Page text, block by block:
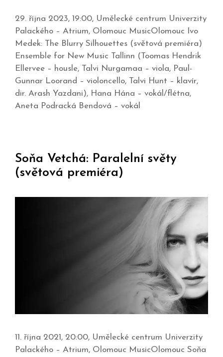
29. října 2023, 19:00, Umělecké centrum Univerzity
Palackého – Atrium, Olomouc MusicOlomouc Ivo
Medek: The Blurry Silhouettes (světová premiéra)
Ensemble for New Music Tallinn (Toomas Hendrik
Ellervee – housle, Talvi Nurgamaa – viola, Paul-
Gunnar Loorand – violoncello, Talvi Hunt – klavír,
dir. Arash Yazdani), Hana Hána – vokál/flétna,
Aneta Podracká Bendová – vokál
Soňa Vetchá: Paralelní světy
(světová premiéra)
11. října 2021, 20:00, Umělecké centrum Univerzity
Palackého – Atrium, Olomouc MusicOlomouc Soňa